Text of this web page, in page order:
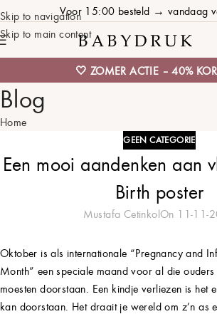
Skip to navigation
Skip to main content
Voor 15:00 besteld → vandaag
🤍 ZOMER ACTIE – 40%
Blog
Home
GEEN CATEGORIE
Een mooi aandenken aan
Birth poster
Mustafa CetinkolOn 11-11-
Oktober is als internationale “Pregnancy and
Month” een speciale maand voor al die
moesten doorstaan. Een kindje verliezen is het
kan doorstaan. Het draait je wereld om z’n as